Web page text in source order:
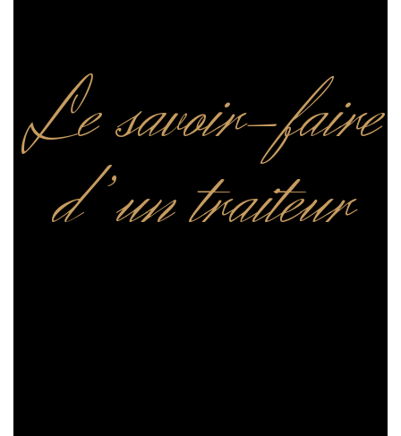
Le savoir-faire
d’un traiteur